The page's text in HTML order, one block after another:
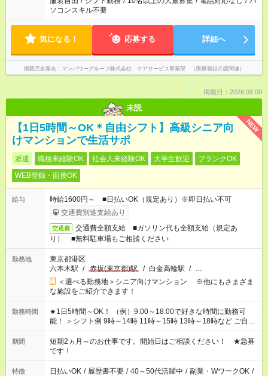
ソコンスキル不要
気になる！ 応募する 詳細へ
掲載元企業名 マンパワーグループ株式会社 ケアサービス事業部 （医療福祉介護関連）
掲載日：2026.08.09
未読
NEW
【1日5時間～OK＊自由シフト】高級シニア向
けマンションで生活サポ
派遣 職種未経験OK 社会人未経験OK 大学生歓迎
ブランクOK
WEB登録・面接OK
給与
時給1600円～ ■日払いOK（規定あり）※即日払い不可
交通費別途支給あり
交通費
交通費全額支給 ■ガソリン代も全額支給（規定あ
り） ■無料駐車場もご相談ください
勤務地
東京都港区
六本木駅 / 赤坂(東京都)駅 / 白金高輪駅 / …
＜選べる勤務地＞シニア向けマンション ※他にもさまざま
な施設をご紹介できます！
勤務時間
★1日5時間～OK！ （例）9:00～18:00で好きな時間に勤務可
能！ ＞シフト例 9時～14時 11時～15時 13時～18時など ご自身
のご都合に合わせて勤務時間をご相談ください！ ★家庭の都合
でお休みや時間の調整が必要な場合も遠慮なくご相談くださ
い。
期間
短期2ヵ月～のお仕事です。開始日はご相談ください！ ★急募
です！
特徴 日払いOK / 履歴書不要 / 40～50代活躍中 / 副業・WワークOK /